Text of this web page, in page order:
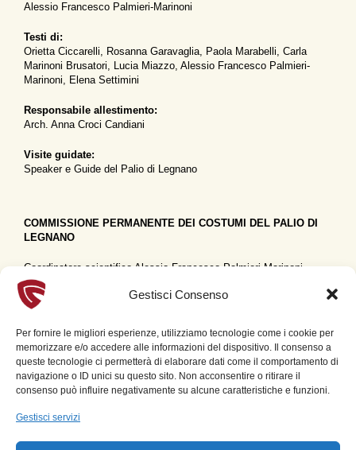
Gestisci Consenso
Per fornire le migliori esperienze, utilizziamo tecnologie come i cookie per
memorizzare e/o accedere alle informazioni del dispositivo. Il consenso a
queste tecnologie ci permetterà di elaborare dati come il comportamento di
navigazione o ID unici su questo sito. Non acconsentire o ritirare il
consenso può influire negativamente su alcune caratteristiche e funzioni.
Gestisci servizi
Alessio Francesco Palmieri-Marinoni
Testi di:
Orietta Ciccarelli, Rosanna Garavaglia, Paola Marabelli, Carla
Marinoni Brusatori, Lucia Miazzo, Alessio Francesco Palmieri-
Marinoni, Elena Settimini
Responsabile allestimento:
Arch. Anna Croci Candiani
Visite guidate:
Speaker e Guide del Palio di Legnano
COMMISSIONE PERMANENTE DEI COSTUMI DEL PALIO DI
LEGNANO
Coordinatore scientifico Alessio Francesco Palmieri-Marinoni
Segretaria e Referente Settore Archivi Carla Marinoni Brusatori
Segretaria verbalizzante e organizzativa Greta Della Foglia
Settore Tessili Paola Marabelli
Settore Modellistica e Sartoria Storica Orietta Ciccarelli
Settore Ricamo Gian Luca Bovenzi
Settore Metalli e Conservazione Lucia Miazzo
Settore Museologia, Patrimonio e Politiche Culturali Elena
Settimini
Settore Museografia Anna Croci Candiani
Settore Ricerche Iconografiche e Storico-artistiche Orietta Pinessi